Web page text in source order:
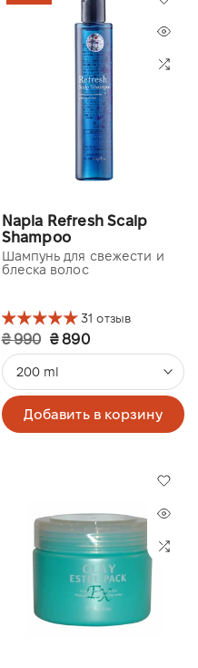
Napla Refresh Scalp
Shampoo
Шампунь для свежести и
блеска волос
31 отзыв
₴ 990 ₴ 890
200 ml
Добавить в корзину